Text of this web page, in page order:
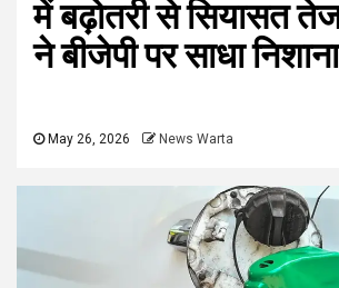
में बढ़ोतरी से सियासत
ने बीजेपी पर साधा निशाना
May 26, 2026 News Warta